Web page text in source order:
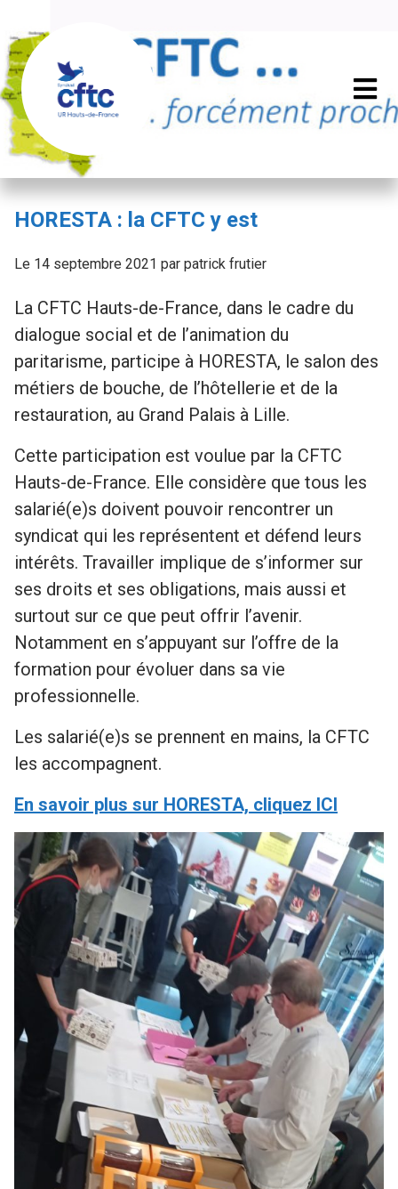
HORESTA : la CFTC y est
Le 14 septembre 2021 par patrick frutier
La CFTC Hauts-de-France, dans le cadre du
dialogue social et de l’animation du
paritarisme, participe à HORESTA, le salon des
métiers de bouche, de l’hôtellerie et de la
restauration, au Grand Palais à Lille.
Cette participation est voulue par la CFTC
Hauts-de-France. Elle considère que tous les
salarié(e)s doivent pouvoir rencontrer un
syndicat qui les représentent et défend leurs
intérêts. Travailler implique de s’informer sur
ses droits et ses obligations, mais aussi et
surtout sur ce que peut offrir l’avenir.
Notamment en s’appuyant sur l’offre de la
formation pour évoluer dans sa vie
professionnelle.
Les salarié(e)s se prennent en mains, la CFTC
les accompagnent.
En savoir plus sur HORESTA, cliquez ICI